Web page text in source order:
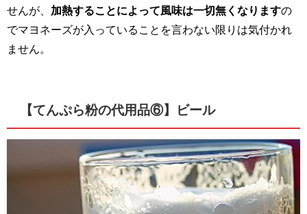
せんが、 加熱することによって風味は一切無くなりますの
でマヨネーズが入っていることを言わない限りは気付かれ
ません。
【てんぷら粉の代用品⑥】ビール